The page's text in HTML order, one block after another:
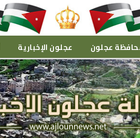
عجلون عجلون الإخبارية